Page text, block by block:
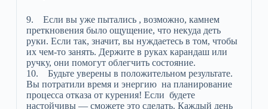
9. Если вы уже пытались , возможно, камнем
преткновения было ощущение, что некуда деть
руки. Если так, значит, вы нуждаетесь в том, чтобы
их чем-то занять. Держите в руках карандаш или
ручку, они помогут облегчить состояние.
10. Будьте уверены в положительном результате.
Вы потратили время и энергию на планирование
процесса отказа от курения! Если будете
настойчивы — сможете это сделать. Каждый день